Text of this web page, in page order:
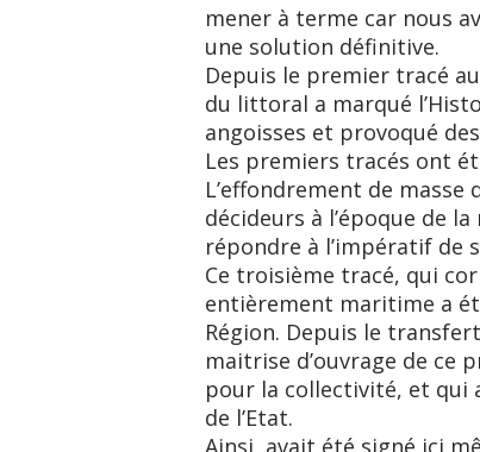
mener à terme car nous
une solution définitive.
Depuis le premier tracé
du littoral a marqué
angoisses et provoqué
Les premiers tracés ont
L’effondrement de
décideurs à l’époque de
répondre à l’impératif de
Ce troisième tracé, qui
entièrement maritime a
Région. Depuis le
maitrise d’ouvrage de ce
pour la collectivité, et qui
de l’Etat.